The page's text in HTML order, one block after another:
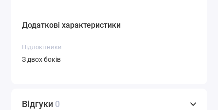
Додаткові характеристики
Підлокітники
З двох боків
Відгуки 0